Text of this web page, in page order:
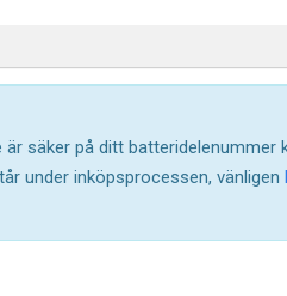
säker på ditt batteridelenummer
under inköpsprocessen, vänligen